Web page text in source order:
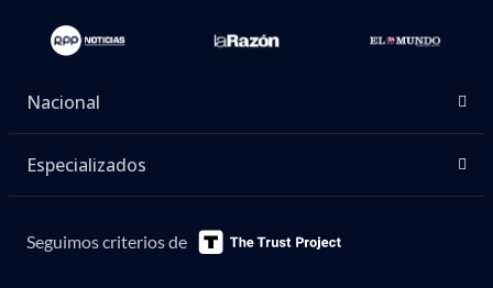
Nacional
Especializados
Seguimos criterios de